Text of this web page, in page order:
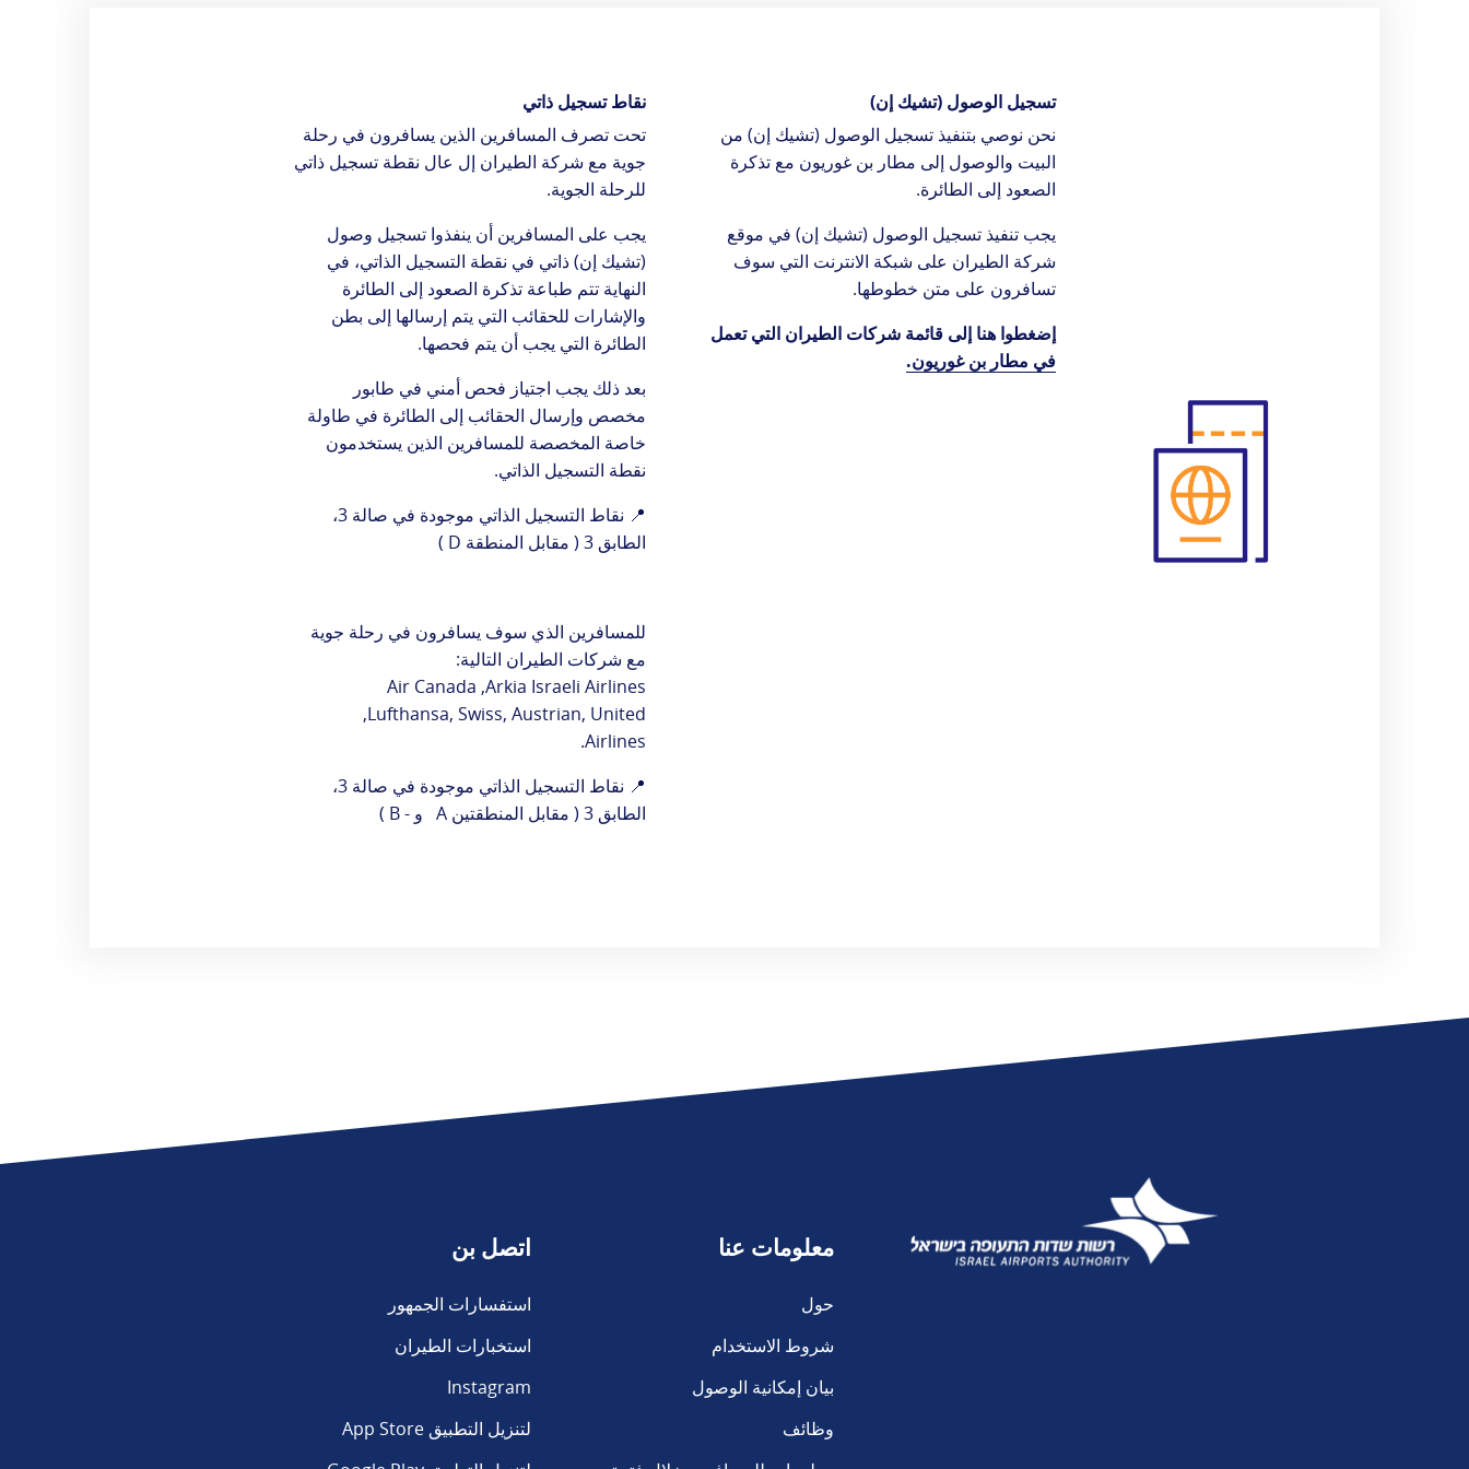
وزارة الزراعة
شرطة اسرائيل
وزارة الهجرة
والاندماج
تسجيل الوصول (تشيك إن)
نحن نوصي بتنفيذ تسجيل الوصول (تشيك إن) من
البيت والوصول إلى مطار بن غوريون مع تذكرة
الصعود إلى الطائرة.
يجب تنفيذ تسجيل الوصول (تشيك إن) في موقع
شركة الطيران على شبكة الانترنت التي سوف
تسافرون على متن خطوطها.
إضغطوا هنا إلى قائمة شركات الطيران التي تعمل
في مطار بن غوريون.
نقاط تسجيل ذاتي
تحت تصرف المسافرين الذين يسافرون في رحلة
جوية مع شركة الطيران إل عال نقطة تسجيل ذاتي
للرحلة الجوية.
يجب على المسافرين أن ينفذوا تسجيل وصول
(تشيك إن) ذاتي في نقطة التسجيل الذاتي، في
النهاية تتم طباعة تذكرة الصعود إلى الطائرة
والإشارات للحقائب التي يتم إرسالها إلى بطن
الطائرة التي يجب أن يتم فحصها.
بعد ذلك يجب اجتياز فحص أمني في طابور
مخصص وإرسال الحقائب إلى الطائرة في طاولة
خاصة المخصصة للمسافرين الذين يستخدمون
نقطة التسجيل الذاتي.
📍 نقاط التسجيل الذاتي موجودة في صالة 3،
الطابق 3 ( مقابل المنطقة D )
للمسافرين الذي سوف يسافرون في رحلة جوية
مع شركات الطيران التالية:
Air Canada ,Arkia Israeli Airlines
,Lufthansa, Swiss, Austrian, United
Airlines.
📍 نقاط التسجيل الذاتي موجودة في صالة 3،
الطابق 3 ( مقابل المنطقتين A و - B )
معلومات عنا
حول
شروط الاستخدام
بيان إمكانية الوصول
وظائف
اتصل بن
استفسارات الجمهور
استخبارات الطيران
Instagram
لتنزيل التطبيق App Store